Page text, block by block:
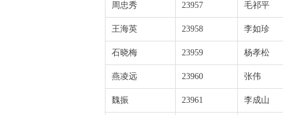
周忠秀 23957 毛祁平
王海英 23958 李如珍
石晓梅 23959 杨孝松
燕凌远 23960 张伟
魏振 23961 李成山